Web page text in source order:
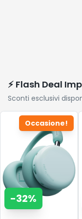
⚡ Flash Deal
Sconti esclusivi
Occasione!
-32%